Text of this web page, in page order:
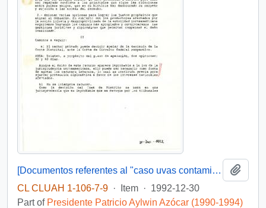
[Documentos referentes al "caso uvas contaminadas"]
CL CLUAH 1-106-7-9 · Item · 1992-12-30
Part of Presidente Patricio Aylwin Azócar (1990-1994)